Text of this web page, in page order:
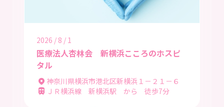
2026 / 8 / 1
医療法人杏林会 新横浜こころのホスピ
タル
神奈川県横浜市港北区新横浜１－２１－６
ＪＲ横浜線 新横浜駅 から 徒歩7分